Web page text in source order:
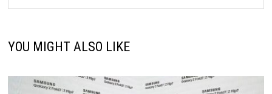
YOU MIGHT ALSO LIKE